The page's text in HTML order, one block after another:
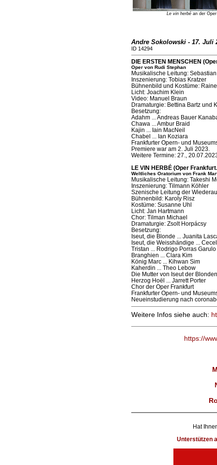
Le vin herbéan der Oper
Andre Sokolowski - 17. Juli
ID 14294
DIE ERSTEN MENSCHEN
Oper von Rudi Stephan
Musikalische Leitung:
Inszenierung: Tobias Kratzer
Bühnenbild und Kostüme:
Licht: Joachim Klein
Video: Manuel Braun
Dramaturgie: Bettina Bartz und
Besetzung:
Adahm ... Andreas Bauer
Chawa ... Ambur Braid
Kajin ... Iain MacNeil
Chabel ... Ian Koziara
Frankfurter Opern- und
Premiere war am 2. Juli 2023.
Weitere Termine: 27.,
LE VIN HERBÉ (Oper
Weltliches Oratorium von Frank
Musikalische Leitung: Takeshi
Inszenierung: Tilmann Köhler
Szenische Leitung der
Bühnenbild: Karoly Risz
Kostüme: Susanne Uhl
Licht: Jan Hartmann
Chor: Tilman Michael
Dramaturgie: Zsolt Horpácsy
Besetzung:
Iseut, die Blonde ... Juanita
Iseut, die Weisshändige ...
Tristan ... Rodrigo Porras Garulo
Branghien ... Clara Kim
König Marc ... Kihwan Sim
Kaherdin ... Theo Lebow
Die Mutter von Iseut der
Herzog Hoël ... Jarrett Porter
Chor der Oper Frankfurt
Frankfurter Opern- und
Neueinstudierung nach
Weitere Infos siehe auch:
https://
Hat
Unterstützen